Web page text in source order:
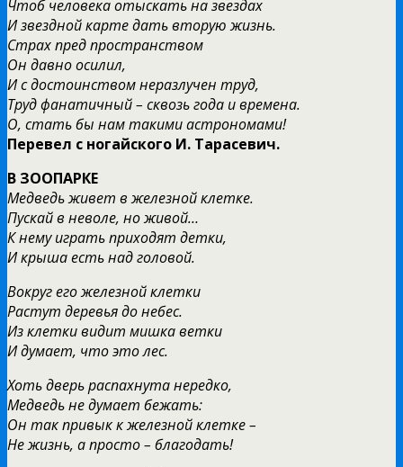
Чтоб человека отыскать на звездах
И звездной карте дать вторую жизнь.
Страх пред пространством
Он давно осилил,
И с достоинством неразлучен труд,
Труд фанатичный – сквозь года и времена.
О, стать бы нам такими астрономами!
Перевел с ногайского И. Тарасевич.
В ЗООПАРКЕ
Медведь живет в железной клетке.
Пускай в неволе, но живой…
К нему играть приходят детки,
И крыша есть над головой.
Вокруг его железной клетки
Растут деревья до небес.
Из клетки видит мишка ветки
И думает, что это лес.
Хоть дверь распахнута нередко,
Медведь не думает бежать:
Он так привык к железной клетке –
Не жизнь, а просто – благодать!